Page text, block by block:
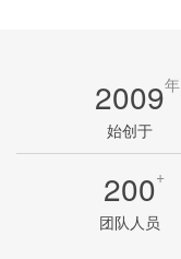
2009年
始创于
200+
团队人员